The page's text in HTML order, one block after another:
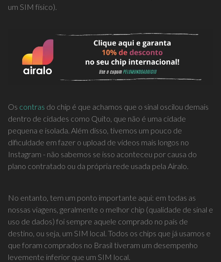
um SIM físico).
Os contras do chip é que achamos que o sinal oscilou demais
dentro de cidades como Quito, que não é uma cidade
pequena e isolada. Além disso, tivemos um pouco de
dificuldade em fazer o upload de vídeos mais longos no
Instagram - não sabemos se isso aconteceu por causa do
plano contratado ou da própria rede usada pela Airalo.
No entanto, tem um ponto importante aqui: em todas as
nossas viagens, geralmente o melhor chip (qualidade de sinal e
uso de dados) foi sempre aquele comprado no país de
destino, ou seja, um SIM local. Todos os chips que já usamos e
que foram comprados no Brasil tiveram um desempenho
levemente inferior que um SIM local.